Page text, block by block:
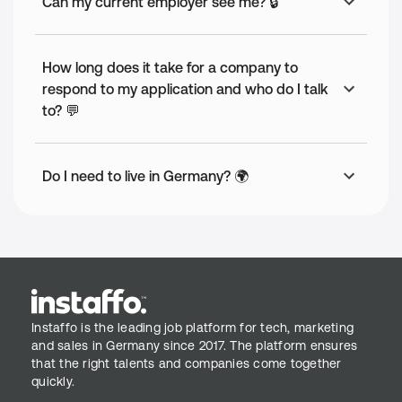
How long does it take for a company to
respond to my application and who do I talk
to? 💬
Do I need to live in Germany? 🌍
Instaffo is the leading job platform for tech, marketing
and sales in Germany since 2017. The platform ensures
that the right talents and companies come together
quickly.